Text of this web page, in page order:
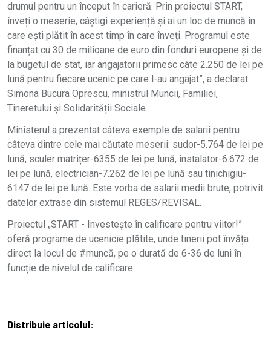
drumul pentru un început în carieră. Prin proiectul START,
înveți o meserie, câștigi experiență și ai un loc de muncă în
care ești plătit în acest timp în care înveți. Programul este
finanțat cu 30 de milioane de euro din fonduri europene și de
la bugetul de stat, iar angajatorii primesc câte 2.250 de lei pe
lună pentru fiecare ucenic pe care l-au angajat”, a declarat
Simona Bucura Oprescu, ministrul Muncii, Familiei,
Tineretului și Solidarității Sociale.
Ministerul a prezentat câteva exemple de salarii pentru
câteva dintre cele mai căutate meserii: sudor-5.764 de lei pe
lună, sculer matrițer-6355 de lei pe lună, instalator-6.672 de
lei pe lună, electrician-7.262 de lei pe lună sau tinichigiu-
6147 de lei pe lună. Este vorba de salarii medii brute, potrivit
datelor extrase din sistemul REGES/REVISAL.
Proiectul „START - Investește în calificare pentru viitor!”
oferă programe de ucenicie plătite, unde tinerii pot învăța
direct la locul de #muncă, pe o durată de 6-36 de luni în
funcție de nivelul de calificare.
Distribuie articolul: